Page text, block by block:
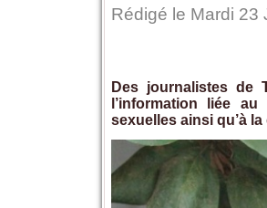
Rédigé le Mardi 23
‎Des journalistes de
l’information liée
sexuelles ainsi qu’à